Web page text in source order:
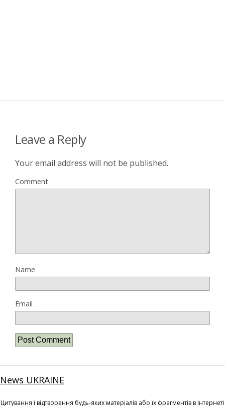
Leave a Reply
Your email address will not be published.
Comment
Name
Email
News UKRAINE
Цитування і відтворення будь-яких матеріалів або їх фрагментів в Інтернеті